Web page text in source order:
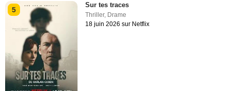
5
Sur tes traces
Thriller, Drame
18 juin 2026 sur Netflix